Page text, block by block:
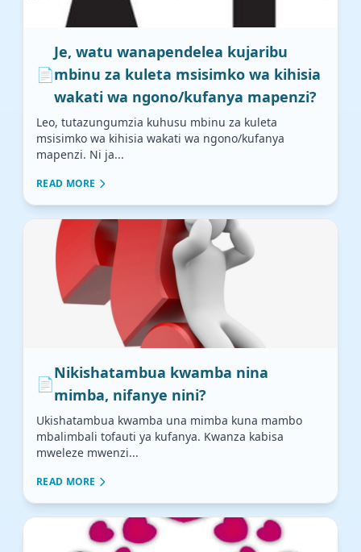
📄
Je, watu wanapendelea kujaribu
mbinu za kuleta msisimko wa kihisia
wakati wa ngono/kufanya mapenzi?
Leo, tutazungumzia kuhusu mbinu za kuleta
msisimko wa kihisia wakati wa ngono/kufanya
mapenzi. Ni ja...
READ MORE
📄
Nikishatambua kwamba nina
mimba, nifanye nini?
Ukishatambua kwamba una mimba kuna mambo
mbalimbali tofauti ya kufanya. Kwanza kabisa
mweleze mwenzi...
READ MORE